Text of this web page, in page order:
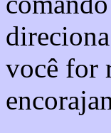
você for